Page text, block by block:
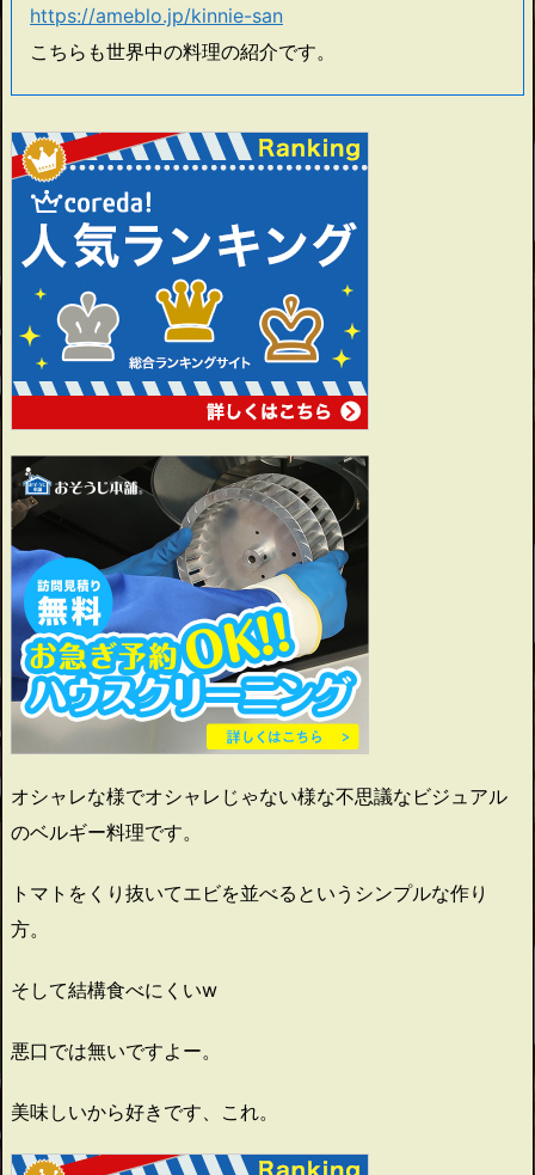
https://ameblo.jp/kinnie-san
こちらも世界中の料理の紹介です。
オシャレな様でオシャレじゃない様な不思議なビジュアル
のベルギー料理です。
トマトをくり抜いてエビを並べるというシンプルな作り
方。
そして結構食べにくいw
悪口では無いですよー。
美味しいから好きです、これ。